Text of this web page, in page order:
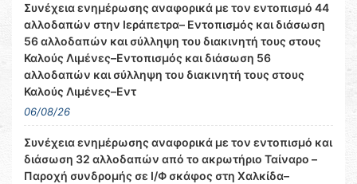
Συνέχεια ενημέρωσης αναφορικά με τον εντοπισμό 44
αλλοδαπών στην Ιεράπετρα– Εντοπισμός και διάσωση
56 αλλοδαπών και σύλληψη του διακινητή τους στους
Καλούς Λιμένες–Εντοπισμός και διάσωση 56
αλλοδαπών και σύλληψη του διακινητή τους στους
Καλούς Λιμένες–Εντ
06/08/26
Συνέχεια ενημέρωσης αναφορικά με τον εντοπισμό και
διάσωση 32 αλλοδαπών από το ακρωτήριο Ταίναρο –
Παροχή συνδρομής σε Ι/Φ σκάφος στη Χαλκίδα–